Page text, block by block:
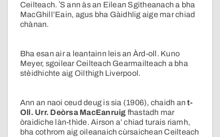
Ceilteach. ʼS ann às an Eilean Sgitheanach a bha
MacGhill’Eain, agus bha Gàidhlig aige mar chiad
chànan.
Bha esan air a leantainn leis an Àrd-oll. Kuno
Meyer, sgoilear Ceilteach Gearmailteach a bha
stèidhichte aig Oilthigh Liverpool.
Ann an naoi ceud deug is sia (1906), chaidh ant-
Oll. Urr. Deòrsa MacEanruig fhastadh mar
òraidiche làn-thìde. Airson a’ chiad turais riamh,
bha cothrom aig oileanaich cùrsaichean Ceilteach